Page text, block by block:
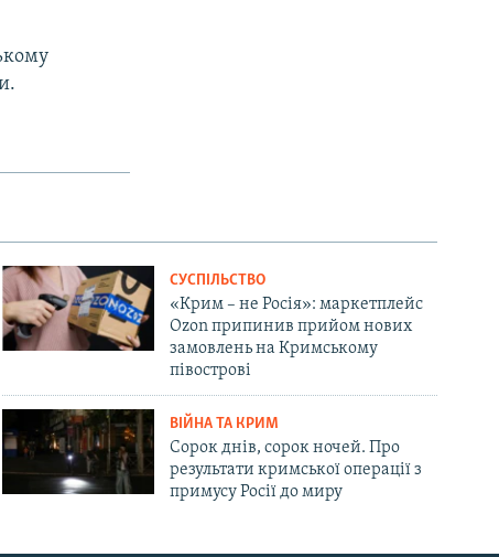
СУСПІЛЬСТВО
«Крим – не Росія»: маркетплейс
Ozon припинив прийом нових
замовлень на Кримському
півострові
ВІЙНА ТА КРИМ
Сорок днів, сорок ночей. Про
результати кримської операції з
примусу Росії до миру